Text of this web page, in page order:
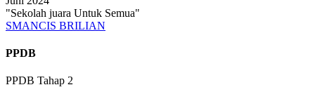
"Sekolah juara Untuk Semua"
SMANCIS BRILIAN
PPDB
PPDB Tahap 2